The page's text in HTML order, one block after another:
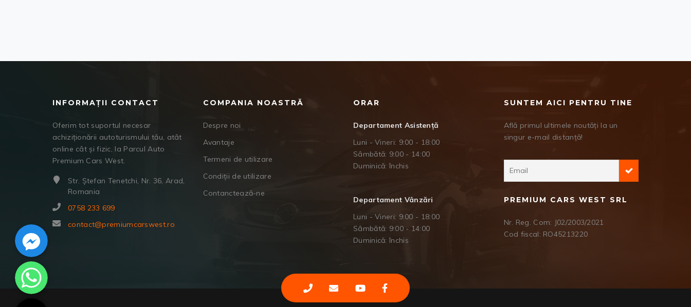
INFORMAȚII CONTACT
Oferim tot suportul necesar
achiziționării autoturismului tău, atât
online cât și fizic, la Parcul Auto
Premium Cars West.
Str. Ștefan Tenetchi, Nr. 36, Arad,
Romania
0758 233 699
contact@premiumcarswest.ro
COMPANIA NOASTRĂ
Despre noi
Avantaje
Termeni de utilizare
Condiții de utilizare
Contanctează-ne
ORAR
Departament Asistență
Luni - Vineri: 9:00 - 18:00
Sâmbătă: 9:00 - 14:00
Duminică: închis
Departament Vânzări
Luni - Vineri: 9:00 - 18:00
Sâmbătă: 9:00 - 14:00
Duminică: închis
SUNTEM AICI PENTRU TINE
Află primul ultimele noutăți la un
singur e-mail distanță!
PREMIUM CARS WEST SRL
Nr. Reg. Com: J02/2003/2021
Cod fiscal: RO45213220
Facebook Messenger
WhatsApp